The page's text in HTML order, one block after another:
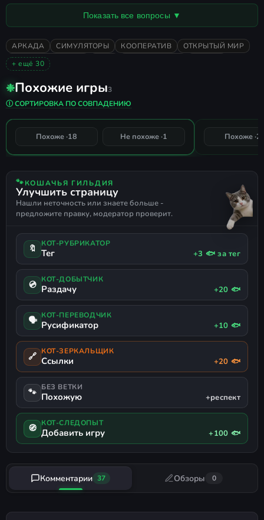
Показать все вопросы ▼
АРКАДА СИМУЛЯТОРЫ КООПЕРАТИВ
ОТКРЫТЫЙ МИР
ОТ ПЕРВОГО ЛИЦА
КАЗУАЛЬНАЯ
РЫБАЛКА
КУЛИНАРИЯ
ОДИНОЧНАЯ
АТМОСФЕРНАЯ
3D МИЛАЯ
РЕАЛИСТИЧНАЯ
МОРСКАЯ
ПАРУСНАЯ
РУССКИЙ ЯЗЫК
ПОДДЕРЖКА ГЕЙМПАДА
+ ещё 30
❉Похожие игры3
Ⓘ СОРТИРОВКА ПО СОВПАДЕНИЮ
95%
Ultimate Fishing Simulator
Похоже ·18 Не похоже ·1 Похоже ·
🐾КОШАЧЬЯ ГИЛЬДИЯ
Улучшить страницу
Нашли неточность или знаете больше -
предложите правку, модератор проверит.
🔖 КОТ-РУБРИКАТОР
Тег +3 🐟 за тег
💿 КОТ-ДОБЫТЧИК
Раздачу +20 🐟
🗣 КОТ-ПЕРЕВОДЧИК
Русификатор +10 🐟
🔗 КОТ-ЗЕРКАЛЬЩИК
Ссылки +20 🐟
🐾 БЕЗ ВЕТКИ
Похожую +респект
🧭 КОТ-СЛЕДОПЫТ
Добавить игру +100 🐟
Комментарии 37 Обзоры 0